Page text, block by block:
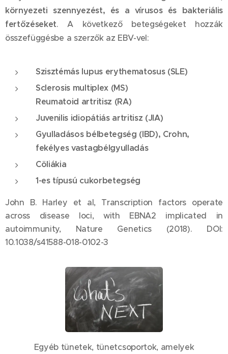
környezeti szennyezést, és a vírusos és bakteriális
fertőzéseket. A következő betegségeket hozzák
összefüggésbe a szerzők az EBV-vel:
Szisztémás lupus erythematosus (SLE)
Sclerosis multiplex (MS)
Reumatoid artritisz (RA)
Juvenilis idiopátiás artritisz (JIA)
Gyulladásos bélbetegség (IBD), Crohn,
fekélyes vastagbélgyulladás
Cöliákia
1-es típusú cukorbetegség
John B. Harley et al, Transcription factors operate
across disease loci, with EBNA2 implicated in
autoimmunity, Nature Genetics (2018). DOI:
10.1038/s41588-018-0102-3
Egyéb tünetek, tünetcsoportok, amelyek